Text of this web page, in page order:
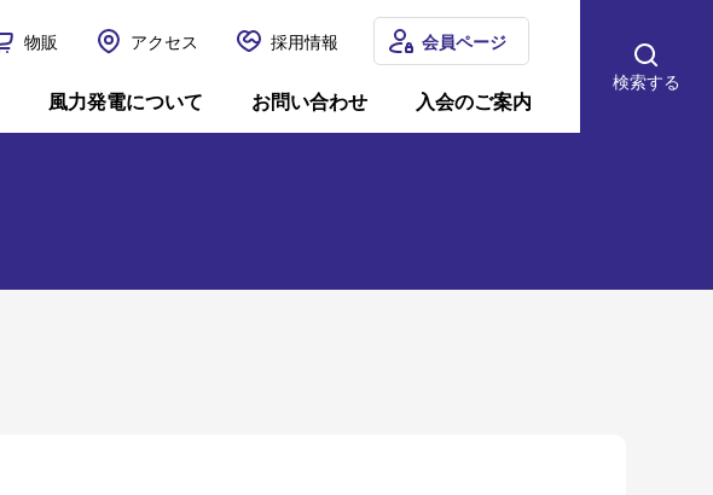
物販 アクセス 採用情報
風力発電について お問い合わせ 入会のご案内
会員ページ
検索する